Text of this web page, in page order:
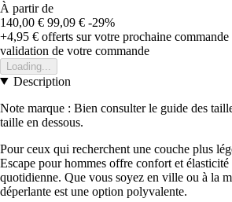
À partir de
140,00 € 99,09 € -29%
+4,95 € offerts sur votre prochaine commande
validation de votre commande
Loading...
Description
Note marque : Bien consulter le guide des
taille en dessous.
Pour ceux qui recherchent une couche plus
Escape pour hommes offre confort et
quotidienne. Que vous soyez en ville ou à la
déperlante est une option polyvalente.